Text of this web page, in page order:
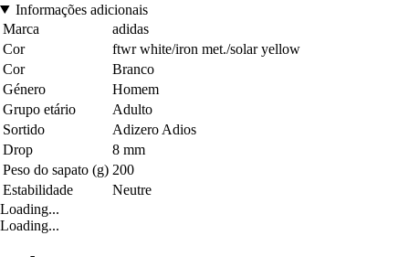
Informações adicionais
Marca
adidas
Cor
ftwr white/iron met./solar yellow
Cor
Branco
Género
Homem
Grupo etário
Adulto
Sortido
Adizero Adios
Drop
8 mm
Peso do sapato (g) 200
Estabilidade
Neutre
Loading...
Loading...